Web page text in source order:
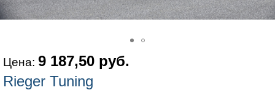
Цена: 9 187,50 руб.
Rieger Tuning
График работы по московскому времени:
пн-пт 10:30-19:00,сб 12:00-16:00
Мы в соц сетях: